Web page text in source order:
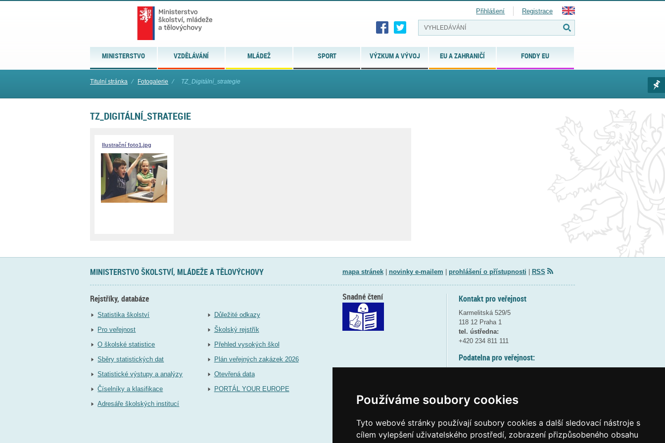
Používáme soubory cookies
Tyto webové stránky používají soubory cookies a další sledovací nástroje s
cílem vylepšení uživatelského prostředí, zobrazení přizpůsobeného obsahu
MINISTERSTVO VZDĚLÁVÁNÍ MLÁDEŽ SPORT VÝZKUM A VÝVOJ EU A ZAHRANIČÍ FONDY EU
Přihlášení Registrace
Titulní stránka ⁄ Fotogalerie ⁄ TZ_Digitální_strategie
TZ_DIGITÁLNÍ_STRATEGIE
Ilustrační foto1.jpg
MINISTERSTVO ŠKOLSTVÍ, MLÁDEŽE A TĚLOVÝCHOVY mapa stránek| novinky e-mailem prohlášení o přístupnosti RSS
Rejstříky, databáze
Statistika školství
Pro veřejnost
O školské statistice
Sběry statistických dat
Statistické výstupy a analýzy
Číselníky a klasifikace
Adresáře školských institucí
Důležité odkazy
Školský rejstřík
Přehled vysokých škol
Plán veřejných zakázek 2026
Otevřená data
PORTÁL YOUR EUROPE
Kontakt pro veřejnost
Karmelitská 529/5
118 12 Praha 1
tel. ústředna:
+420 234 811 111
Podatelna pro veřejnost:
(více informací
Elektronická podatelna:
Snadné čtení